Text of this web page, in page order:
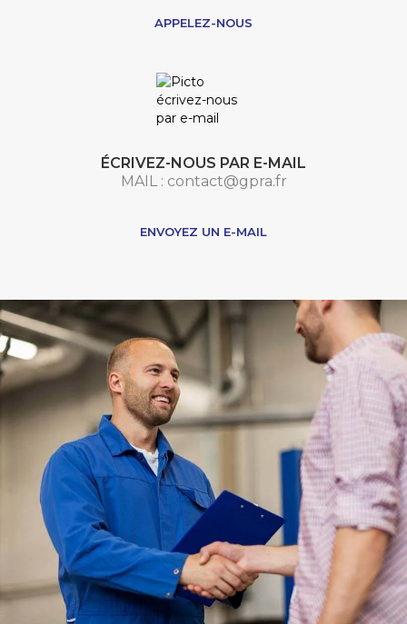
APPELEZ-NOUS
ÉCRIVEZ-NOUS PAR E-MAIL
MAIL : contact@gpra.fr
ENVOYEZ UN E-MAIL